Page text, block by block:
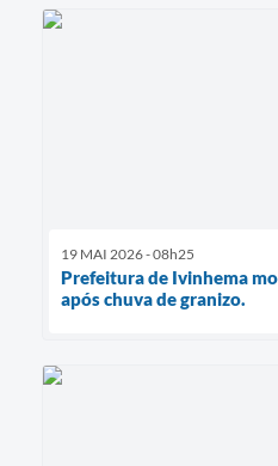
19 MAI 2026 - 08h25
Prefeitura de Ivinhema
após chuva de granizo.